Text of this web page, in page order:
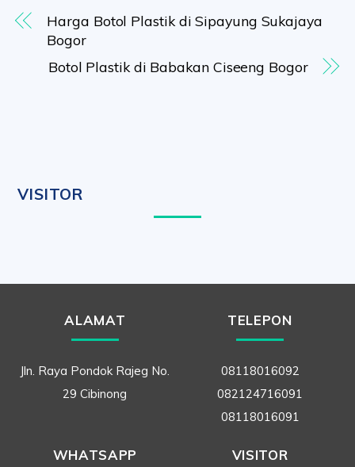
Harga Botol Plastik di Sipayung Sukajaya
Bogor
Botol Plastik di Babakan Ciseeng Bogor
VISITOR
ALAMAT
Jln. Raya Pondok Rajeg No.
29 Cibinong
TELEPON
08118016092
082124716091
08118016091
WHATSAPP VISITOR